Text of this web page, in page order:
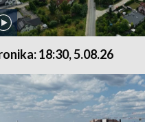
18:30, 5.08.26